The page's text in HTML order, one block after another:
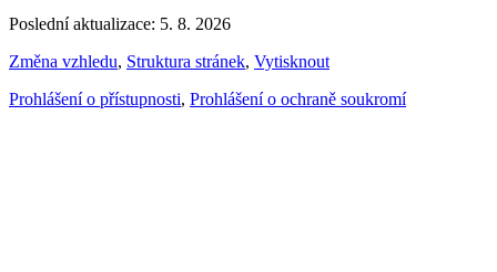
Poslední aktualizace: 5. 8. 2026
Změna vzhledu, Struktura stránek, Vytisknout
Prohlášení o přístupnosti, Prohlášení o ochraně soukromí